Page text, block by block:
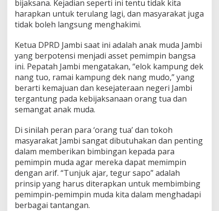
bijaksana. Kejadian seperti ini tentu tidak kita
harapkan untuk terulang lagi, dan masyarakat juga
tidak boleh langsung menghakimi.
Ketua DPRD Jambi saat ini adalah anak muda Jambi
yang berpotensi menjadi asset pemimpin bangsa
ini. Pepatah Jambi mengatakan, “elok kampung dek
nang tuo, ramai kampung dek nang mudo,” yang
berarti kemajuan dan kesejateraan negeri Jambi
tergantung pada kebijaksanaan orang tua dan
semangat anak muda.
Di sinilah peran para ‘orang tua’ dan tokoh
masyarakat Jambi sangat dibutuhakan dan penting
dalam memberikan bimbingan kepada para
pemimpin muda agar mereka dapat memimpin
dengan arif. “Tunjuk ajar, tegur sapo” adalah
prinsip yang harus diterapkan untuk membimbing
pemimpin-pemimpin muda kita dalam menghadapi
berbagai tantangan.